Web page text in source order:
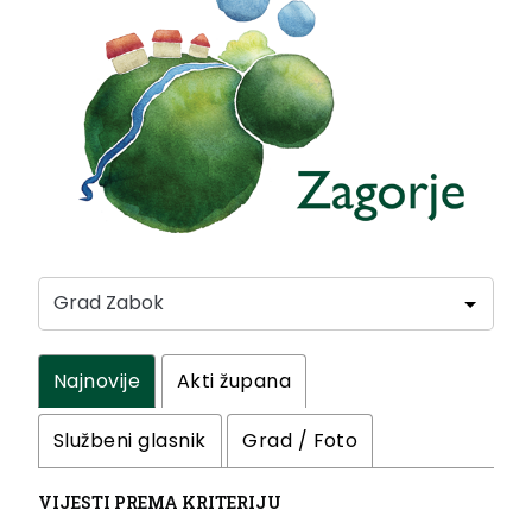
Najnovije Akti župana
Službeni glasnik Grad / Foto
VIJESTI PREMA KRITERIJU